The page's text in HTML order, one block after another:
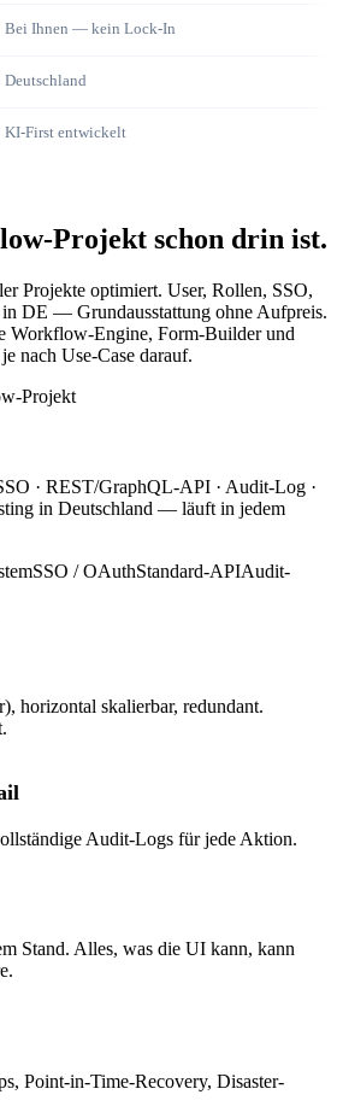
Bei Ihnen — kein Lock-In
Deutschland
KI-First entwickelt
Projekt schon drin ist.
Projekte optimiert. User, Rollen, SSO,
DE — Grundausstattung ohne Aufpreis.
Workflow-Engine, Form-Builder und
nach Use-Case darauf.
Projekt
· REST/GraphQL-API · Audit-Log ·
in Deutschland — läuft in jedem
SSO / OAuthStandard-APIAudit-
horizontal skalierbar, redundant.
Audit-Logs für jede Aktion.
Stand. Alles, was die UI kann, kann
Point-in-Time-Recovery, Disaster-